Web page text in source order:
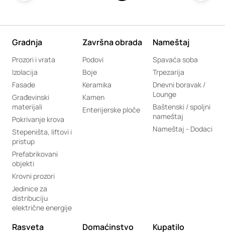
Gradnja
Prozori i vrata
Izolacija
Fasade
Građevinski
materijali
Pokrivanje krova
Stepeništa, liftovi i
pristup
Prefabrikovani
objekti
Krovni prozori
Jedinice za
distribuciju
električne energije
Završna obrada
Podovi
Boje
Keramika
Kamen
Enterijerske ploče
Nameštaj
Spavaća soba
Trpezarija
Dnevni boravak /
Lounge
Baštenski / spoljni
nameštaj
Nameštaj - Dodaci
Rasveta Domaćinstvo Kupatilo